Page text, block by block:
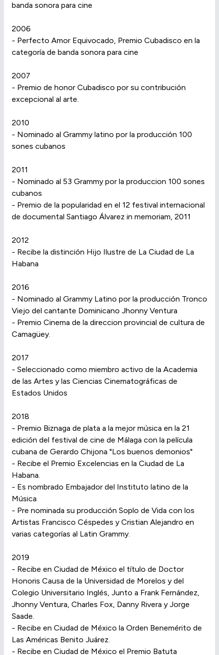
banda sonora para cine
2006
- Perfecto Amor Equivocado, Premio Cubadisco en la
categoría de banda sonora para cine
2007
- Premio de honor Cubadisco por su contribución
excepcional al arte.
2010
- Nominado al Grammy latino por la producción 100
sones cubanos
2011
- Nominado al 53 Grammy por la produccion 100 sones
cubanos
- Premio de la popularidad en el 12 festival internacional
de documental Santiago Álvarez in memoriam, 2011
2012
- Recibe la distinción Hijo Ilustre de La Ciudad de La
Habana
2016
- Nominado al Grammy Latino por la producción Tronco
Viejo del cantante Dominicano Jhonny Ventura
- Premio Cinema de la direccion provincial de cultura de
Camagüey.
2017
- Seleccionado como miembro activo de la Academia
de las Artes y las Ciencias Cinematográficas de
Estados Unidos
2018
- Premio Biznaga de plata a la mejor música en la 21
edición del festival de cine de Málaga con la película
cubana de Gerardo Chijona "Los buenos demonios"
- Recibe el Premio Excelencias en la Ciudad de La
Habana.
- Es nombrado Embajador del Instituto latino de la
Música
- Pre nominada su producción Soplo de Vida con los
Artistas Francisco Céspedes y Cristian Alejandro en
varias categorías al Latin Grammy.
2019
- Recibe en Ciudad de México el título de Doctor
Honoris Causa de la Universidad de Morelos y del
Colegio Universitario Inglés, Junto a Frank Fernández,
Jhonny Ventura, Charles Fox, Danny Rivera y Jorge
Saade.
- Recibe en Ciudad de México la Orden Benemérito de
Las Américas Benito Juárez.
- Recibe en Ciudad de México el Premio Batuta